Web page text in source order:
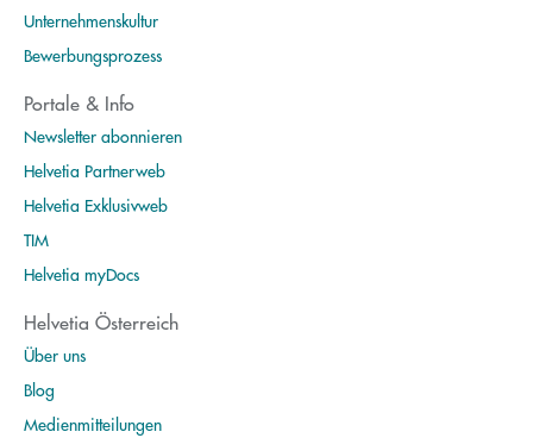
Unternehmenskultur
Bewerbungsprozess
Portale & Info
Newsletter abonnieren
Helvetia Partnerweb
Helvetia Exklusivweb
TIM
Helvetia myDocs
Helvetia Österreich
Über uns
Blog
Medienmitteilungen